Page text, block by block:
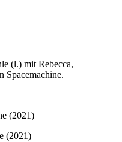
(l.) mit Rebecca,
Spacemachine.
(2021)
(2021)